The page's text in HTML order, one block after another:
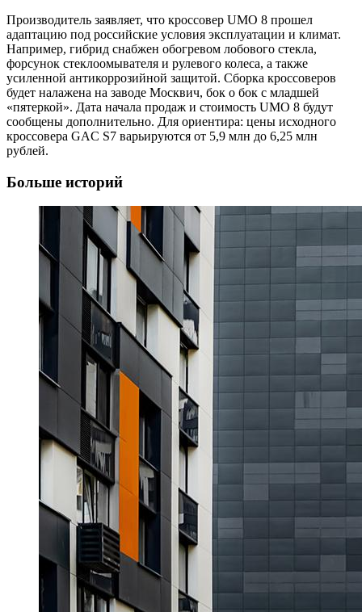
Производитель заявляет, что кроссовер UMO 8 прошел
адаптацию под российские условия эксплуатации и климат.
Например, гибрид снабжен обогревом лобового стекла,
форсунок стеклоомывателя и рулевого колеса, а также
усиленной антикоррозийной защитой. Сборка кроссоверов
будет налажена на заводе Москвич, бок о бок с младшей
«пятеркой». Дата начала продаж и стоимость UMO 8 будут
сообщены дополнительно. Для ориентира: цены исходного
кроссовера GAC S7 варьируются от 5,9 млн до 6,25 млн
рублей.
Больше историй